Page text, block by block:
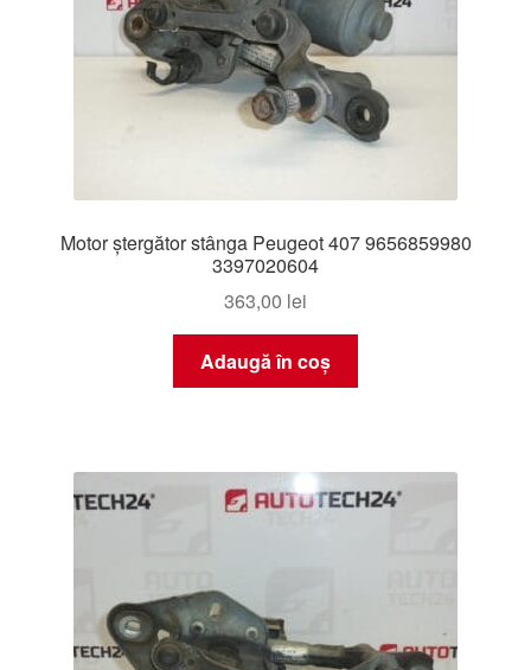
Motor ștergător stânga Peugeot 407 9656859980
3397020604
363,00 lei
Adaugă în coș